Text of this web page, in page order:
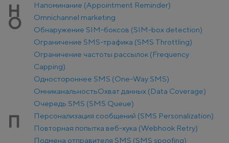
Н Напоминание (Appointment Reminder)
О
Оmnichannel marketing
Обнаружение SIM-боксов (SIM-box detection)
Ограничение SMS-трафика (SMS Throttling)
Ограничение частоты рассылок (Frequency
Capping)
Одностороннее SMS (One-Way SMS)
ОмниканальностьОхват данных (Data Coverage)
Очередь SMS (SMS Queue)
П
Персонализация сообщений (SMS Personalization)
Повторная попытка веб-хука (Webhook Retry)
Подмена отправителя SMS (SMS spoofing)